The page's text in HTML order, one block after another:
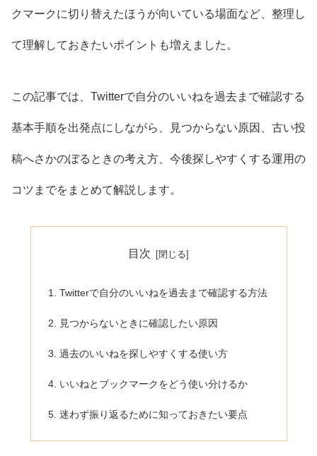
クマークに切り替えたほうが向いている場面など、整理し
て理解しておきたいポイントも増えました。
この記事では、Twitterで自分のいいねを過去まで確認する
基本手順を出発点にしながら、見つからない原因、古い投
稿へさかのぼるときの考え方、今後探しやすくする運用の
コツまでをまとめて解説します。
目次
Twitterで自分のいいねを過去まで確認する方法
見つからないときに確認したい原因
過去のいいねを探しやすくする使い方
いいねとブックマークをどう使い分けるか
迷わず振り返るために知っておきたい要点